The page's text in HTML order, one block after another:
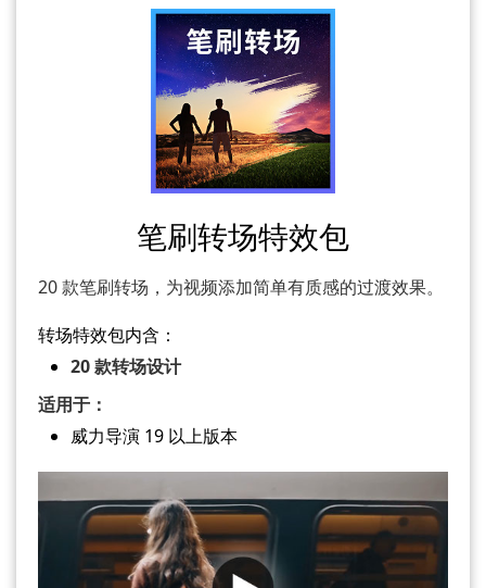
笔刷转场特效包
20 款笔刷转场，为视频添加简单有质感的过渡效果。
转场特效包内含：
20 款转场设计
适用于：
威力导演 19 以上版本